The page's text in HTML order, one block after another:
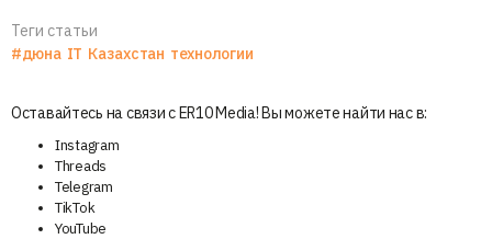
Теги статьи
#дюна IT Казахстан технологии
Оставайтесь на связи с ER10 Media! Вы можете найти нас в:
Instagram
Threads
Telegram
TikTok
YouTube